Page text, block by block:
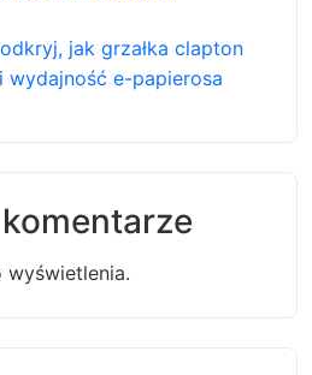
jak grzałka clapton
wydajność e-papierosa
wyświetlenia.